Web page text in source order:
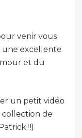
venir vous
excellente
et du
un petit vidéo
collection de
!!)